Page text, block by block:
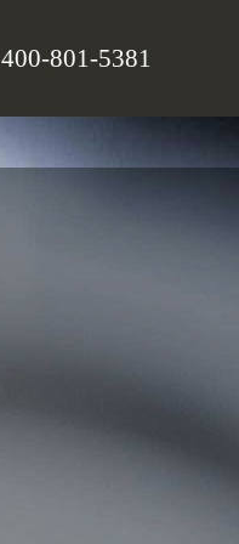
400-801-5381